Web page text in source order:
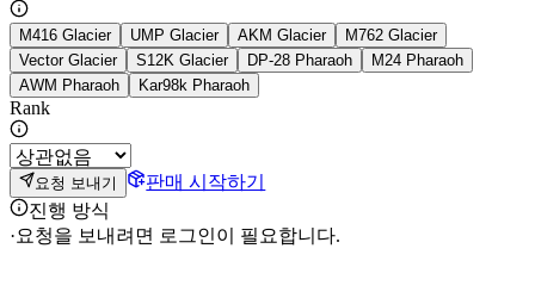
M416 Glacier UMP Glacier AKM Glacier
M762 Glacier
Vector Glacier
S12K Glacier DP-28 Pharaoh
M24 Pharaoh
AWM Pharaoh
Kar98k Pharaoh
Rank
요청 보내기
판매 시작하기
진행 방식
·요청을 보내려면 로그인이 필요합니다.